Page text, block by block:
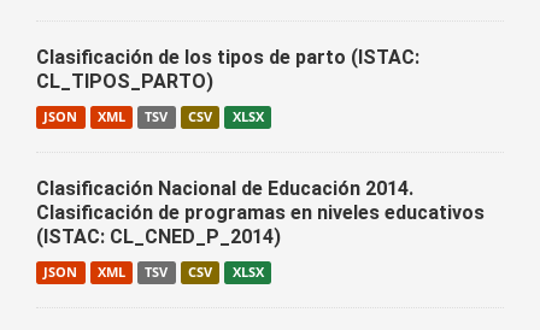
Clasificación de los tipos de parto (ISTAC:
CL_TIPOS_PARTO)
JSON XML TSV CSV XLSX
Clasificación Nacional de Educación 2014.
Clasificación de programas en niveles educativos
(ISTAC: CL_CNED_P_2014)
JSON XML TSV CSV XLSX